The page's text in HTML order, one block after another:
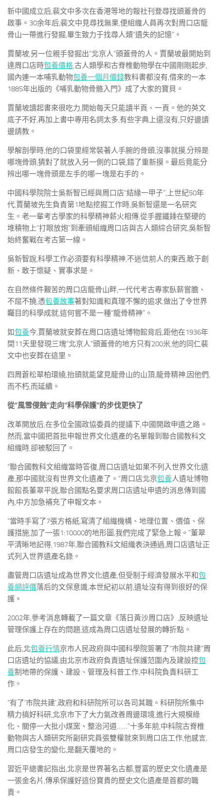
新中國成立后,裴文中多次在香港等地的報社刊登尋找頭蓋骨的
啟事。30余年后,裴文中見尋找無果,便組織人員再次對周口店龍
骨山一帶進行發掘,畢生致力于找尋人類“遺失的記憶”。
賈蘭坡,另一位親手發掘出“北京人”頭蓋骨的人。賈蘭坡最開始到
達周口店時包養價格,古人類學和古脊椎動物學在中國剛剛起步,
國內連一本哺乳動物包養一個月價錢教科書都沒有,借來的一本
1885年出版的《哺乳動物骨骼入門》成了大家的寶貝。
賈蘭坡讀起書來很吃力,開始每天只能讀半頁、一頁。他的英文
底子不好,再加上書中專用名詞太多,有些字典上還沒有,只好邊讀
邊請教。
學解剖學時,他的口袋里經常裝著人手腕的骨頭,沒事就摸,分辨是
哪塊骨頭,猜對了就放入另一側的口袋,錯了重新摸。最后竟能分
辨出哪一塊骨頭是左手的哪一塊是右手的。
中國科學院院士吳新智已經與周口店“結緣一甲子”,上世紀50年
代,賈蘭坡先生負責第1地點挖掘工作時,吳新智還是一名研究
生。老一輩考古學家的科學精神薪火相傳,從手握鐵錘在堅硬的
堆積物上“打眼放炮”到牽頭組織周口店與古人類綜合研究,吳新智
始終奮戰在考古第一線。
吳新智說,科學工作必須要有科學精神,不迷信前人的東西,敢于創
新、敢于懷疑、實事求是。
在自然條件艱苦的周口店龍骨山畔,一代代考古專家臥薪嘗膽、
不屈不撓,憑包養故事著對知識和真理不懈的追求,做出了令世界
矚目的科學成就,這何嘗不是一種“龍骨精神”。
如包養今,賈蘭坡就安葬在周口店遺址博物館背后,距他在1936年
間11天里發現三塊“北京人”頭蓋骨的地方只有200米,他的同仁裴
文中也安葬在這里。
四周蒼松翠柏環繞,抬頭就能望見龍骨山的山頂,龍骨精神,因他們,
而不朽,而延續。
從“風雪侵蝕”走向“科學保護”的步伐更快了
改革開放后,在多位全國政協委員的提議下,中國開啟申遺之路。
然而,當中國把首批申報世界文化遺產的名單報到聯合國教科文
組織時,卻被駁回了。
“聯合國教科文組織當時答復,周口店遺址如果不列入世界文化遺
產,那中國就沒有世界文化遺產了。”周口店北京包養人遺址博物
館館長董翠平說,聯合國點名要求周口店遺址申遺的消息傳到國
內,中方加急補充了申報文本。
“當時手寫了7張方格紙,寫清了組織機構、地理位置、價值、保
護措施,加了一張1:10000的地形圖,我們完成了緊急上報。”董翠
平清晰地記得,1987年,聯合國教科文組織表決通過,周口店遺址正
式列入世界遺產名錄。
盡管周口店遺址成為世界文化遺產,但受制于經濟發展水平和包
養網評價落后的文保意識,本世紀初以前,遺址沒有得到很好的保
護。
2002年,參考消息轉載了一篇文章《落日黃沙周口店》,反映遺址
管理保護上存在的問題,這成為周口店遺址發展的轉折點。
此后,北包養行情京市人民政府與中國科學院簽署了“市院共建”周
口店遺址的協議,由北京市政府負責遺址保護范圍內及建設控包
養制地帶的保護、建設、管理及科普工作,中科院負責科研工
作。
“有了‘市院共建’,政府和科研院所可以各司其職。科研院所集中
精力搞好科研,北京市下了大力氣改善周邊環境,進行大規模綠
化、關停一大批小煤窯、整治河道……”十多年前,中科院古脊椎
動物與古人類研究所副研究員張雙權就來到周口店工作,他感言,
周口店發生的變化,是翻天覆地的。
習近平總書記指出,北京是世界著名古都,豐富的歷史文化遺產是
一張金名片,傳承保護好這份寶貴的歷史文化遺產是首都的職
責。